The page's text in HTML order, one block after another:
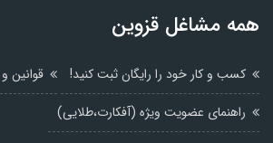
همه مشاغل قزوین
کسب و کار خود را رایگان ثبت کنید!
قوانین
راهنمای عضویت ویژه (آفکارت،طلایی)